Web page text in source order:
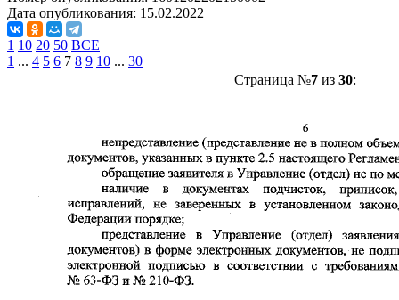
Дата опубликования: 15.02.2022
1 10 20 50 ВСЕ
1 ... 4 5 6 7 8 9 10 ... 30
Страница №7из 30: